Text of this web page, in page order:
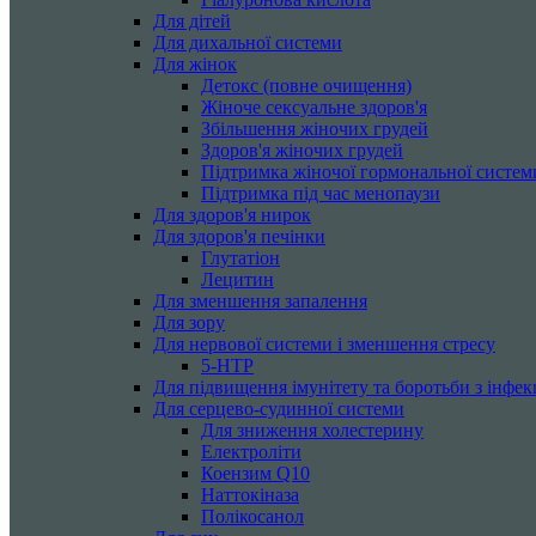
Для дітей
Для дихальної системи
Для жінок
Детокс (повне очищення)
Жіноче сексуальне здоров'я
Збільшення жіночих грудей
Здоров'я жіночих грудей
Підтримка жіночої гормональної
Підтримка під час менопаузи
Для здоров'я нирок
Для здоров'я печінки
Глутатіон
Лецитин
Для зменшення запалення
Для зору
Для нервової системи і зменшення стресу
5-HTP
Для підвищення імунітету та боротьби з
Для серцево-судинної системи
Для зниження холестерину
Електроліти
Коензим Q10
Наттокіназа
Полікосанол